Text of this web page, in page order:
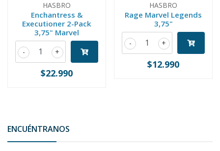
HASBRO
Enchantress &
Executioner 2-Pack
3,75" Marvel
+
-
$22.990
HASBRO
Rage Marvel Legends
3,75"
+
-
$12.990
ENCUÉNTRANOS